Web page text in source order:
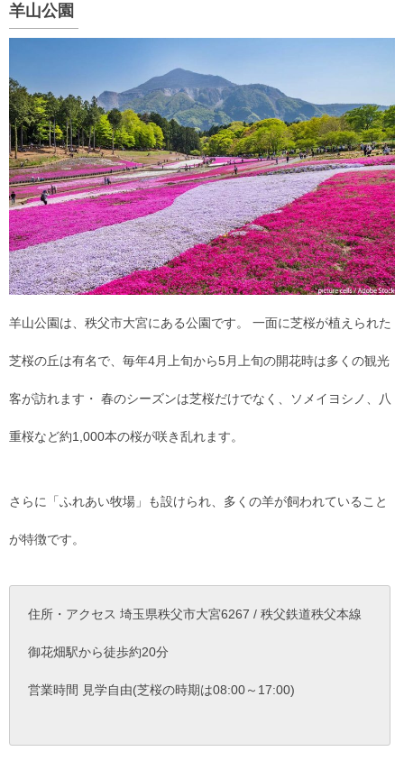
羊山公園
羊山公園は、秩父市大宮にある公園です。 一面に芝桜が植えられた
芝桜の丘は有名で、毎年4月上旬から5月上旬の開花時は多くの観光
客が訪れます・ 春のシーズンは芝桜だけでなく、ソメイヨシノ、八
重桜など約1,000本の桜が咲き乱れます。
さらに「ふれあい牧場」も設けられ、多くの羊が飼われていること
が特徴です。
住所・アクセス 埼玉県秩父市大宮6267 / 秩父鉄道秩父本線
御花畑駅から徒歩約20分
営業時間 見学自由(芝桜の時期は08:00～17:00)